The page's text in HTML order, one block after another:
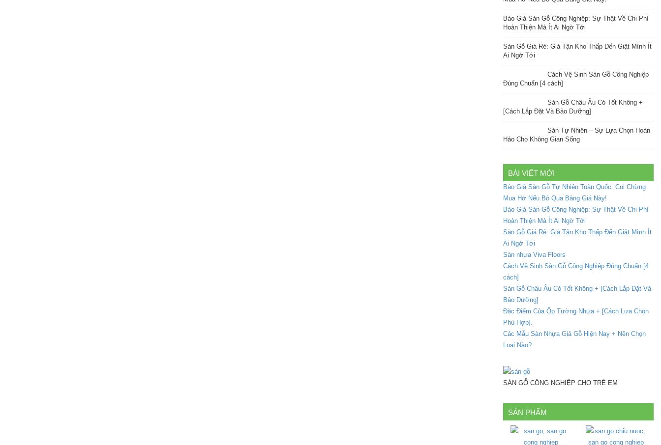
Báo Giá Sàn Gỗ Công Nghiệp: Sự Thật Về Chi Phí
Hoàn Thiện Mà Ít Ai Ngờ Tới
Sàn Gỗ Giá Rẻ: Giá Tận Kho Thấp Đến Giật Mình Ít
Ai Ngờ Tới
Cách Vệ Sinh Sàn Gỗ Công Nghiệp
Đúng Chuẩn [4 cách]
Sàn Gỗ Châu Âu Có Tốt Không +
[Cách Lắp Đặt Và Bảo Dưỡng]
Sàn Tự Nhiên – Sự Lựa Chọn Hoàn
Hảo Cho Không Gian Sống
BÀI VIẾT MỚI
Báo Giá Sàn Gỗ Tự Nhiên Toàn Quốc: Coi Chừng
Mua Hớ Nếu Bỏ Qua Bảng Giá Này!
Báo Giá Sàn Gỗ Công Nghiệp: Sự Thật Về Chi Phí
Hoàn Thiện Mà Ít Ai Ngờ Tới
Sàn Gỗ Giá Rẻ: Giá Tận Kho Thấp Đến Giật Mình Ít
Ai Ngờ Tới
Sàn nhựa Viva Floors
Cách Vệ Sinh Sàn Gỗ Công Nghiệp Đúng Chuẩn [4
cách]
Sàn Gỗ Châu Âu Có Tốt Không + [Cách Lắp Đặt Và
Bảo Dưỡng]
Đặc Điểm Của Ốp Tường Nhựa + [Cách Lựa Chọn
Phù Hợp].
Các Mẫu Sàn Nhựa Giả Gỗ Hiện Nay + Nên Chọn
Loại Nào?
SÀN GỖ CÔNG NGHIỆP CHO TRẺ EM
SẢN PHẨM